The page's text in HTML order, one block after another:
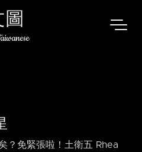
？免緊張啦！土衛五 Rhea